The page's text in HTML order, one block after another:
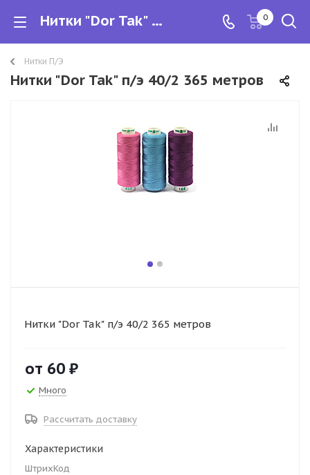
Нитки "Dor Tak" п/э 40/2 365 метров 0
Нитки П/Э
Нитки "Dor Tak" п/э 40/2 365 метров
Нитки "Dor Tak" п/э 40/2 365 метров
от 60 ₽
Много
Рассчитать доставку
Характеристики
ШтрихКод